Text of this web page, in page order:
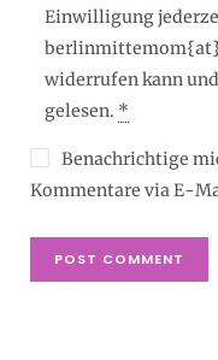
Einwilligung
widerrufen kann
gelesen. *
Benachrichtige
Kommentare via E-